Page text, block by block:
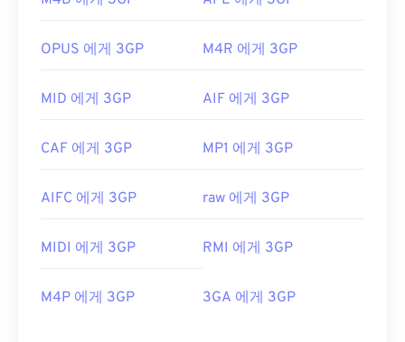
OPUS 에게 3GP M4R 에게 3GP
MID 에게 3GP AIF 에게 3GP
CAF 에게 3GP MP1 에게 3GP
AIFC 에게 3GP raw 에게 3GP
MIDI 에게 3GP RMI 에게 3GP
M4P 에게 3GP 3GA 에게 3GP